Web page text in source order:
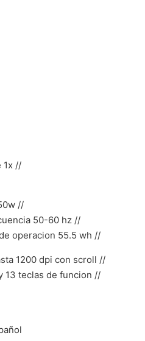
1x //
//
50-60 hz //
operacion 55.5 wh //
1200 dpi con scroll //
13 teclas de funcion //